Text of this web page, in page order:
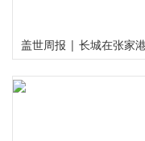
盖世周报 | 长城在张家
立研发公司；吉利赣州